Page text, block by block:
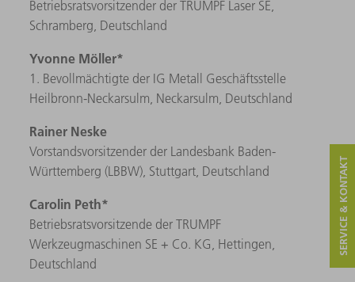
Betriebsratsvorsitzender der TRUMPF Laser SE,
Schramberg, Deutschland
Yvonne Möller*
1. Bevollmächtigte der IG Metall Geschäftsstelle
Heilbronn-Neckarsulm, Neckarsulm, Deutschland
Rainer Neske
Vorstandsvorsitzender der Landesbank Baden-
Württemberg (LBBW), Stuttgart, Deutschland
Carolin Peth*
Betriebsratsvorsitzende der TRUMPF
Werkzeugmaschinen SE + Co. KG, Hettingen,
Deutschland
SERVICE & KONTAKT